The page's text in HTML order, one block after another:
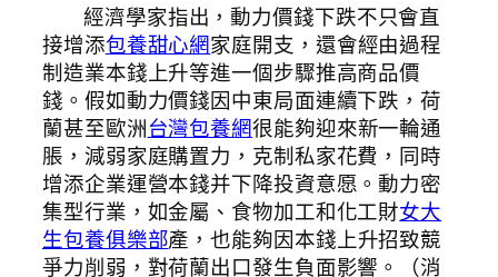
經濟學家指出，動力價錢下跌不只會直
接增添包養甜心網家庭開支，還會經由過程
制造業本錢上升等進一個步驟推高商品價
錢。假如動力價錢因中東局面連續下跌，荷
蘭甚至歐洲台灣包養網很能夠迎來新一輪通
脹，減弱家庭購置力，克制私家花費，同時
增添企業運營本錢并下降投資意愿。動力密
集型行業，如金屬、食物加工和化工財女大
生包養俱樂部產，也能夠因本錢上升招致競
爭力削弱，對荷蘭出口發生負面影響。（消